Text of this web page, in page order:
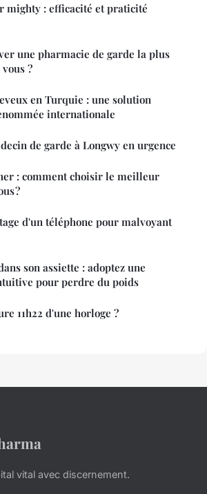
mighty : efficacité et praticité
une pharmacie de garde la plus
?
en Turquie : une solution
internationale
de garde à Longwy en urgence
: comment choisir le meilleur
?
d'un téléphone pour malvoyant
son assiette : adoptez une
pour perdre du poids
11h22 d'une horloge ?
vital avec discernement.